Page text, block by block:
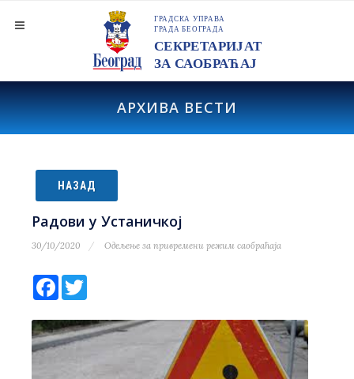
АРХИВА ВЕСТИ
НАЗАД
Радови у Устаничкој
30/10/2020 Одељење за привремени режим саобраћаја
Facebook